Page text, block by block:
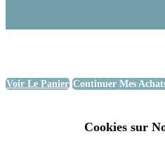
Voir Le Panier Continuer Mes
Cookies sur